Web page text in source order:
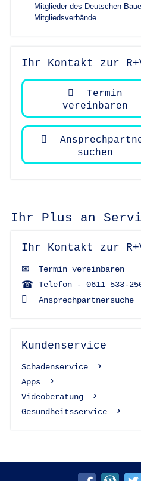
Mitglieder des Deutschen
Mitgliedsverbände
Ihr Kontakt zur
Termin
vereinbaren
suchen
Ihr Plus an
Ihr Kontakt zur
Termin vereinbaren
Telefon - 0611 533-
Ansprechpartnersuche
Kundenservice
Schadenservice
Apps
Videoberatung
Gesundheitsservice